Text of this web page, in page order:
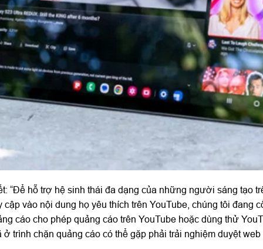
“Để hỗ trợ hệ sinh thái đa dạng của những người sáng tạo
vào nội dung họ yêu thích trên YouTube, chúng tôi đang
cáo cho phép quảng cáo trên YouTube hoặc dùng thử
trình chặn quảng cáo có thể gặp phải trải nghiệm duyệt